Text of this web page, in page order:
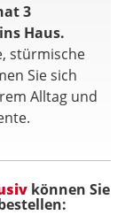
3
Haus.
stürmische
Sie sich
Alltag und
können Sie